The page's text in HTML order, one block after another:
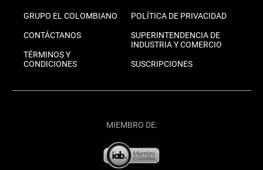
GRUPO EL COLOMBIANO
CONTÁCTANOS
TÉRMINOS Y
CONDICIONES
POLÍTICA DE PRIVACIDAD
SUPERINTENDENCIA DE
INDUSTRIA Y COMERCIO
SUSCRIPCIONES
MIEMBRO DE: